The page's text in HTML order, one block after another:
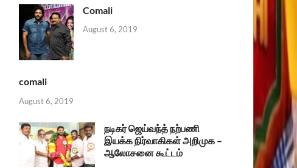
Comali
August 6, 2019
comali
August 6, 2019
நடிகர் ஜெய்வந்த் நற்பணி
இயக்க நிர்வாகிகள் அறிமுக –
ஆலோசனை கூட்டம்